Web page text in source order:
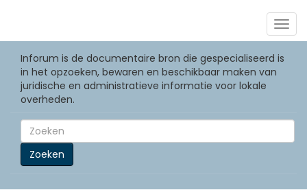
Inforum is de documentaire bron die gespecialiseerd is
in het opzoeken, bewaren en beschikbaar maken van
juridische en administratieve informatie voor lokale
overheden.
Zoeken